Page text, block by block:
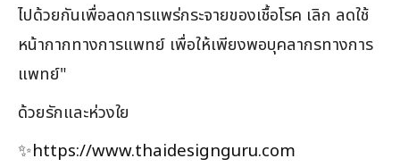
ไปด้วยกันเพื่อลดการแพร่กระจายของเชื้อโรค เลิก ลดใช้
หน้ากากทางการแพทย์ เพื่อให้เพียงพอบุคลากรทางการ
แพทย์"
ด้วยรักและห่วงใย
✨https://www.thaidesignguru.com